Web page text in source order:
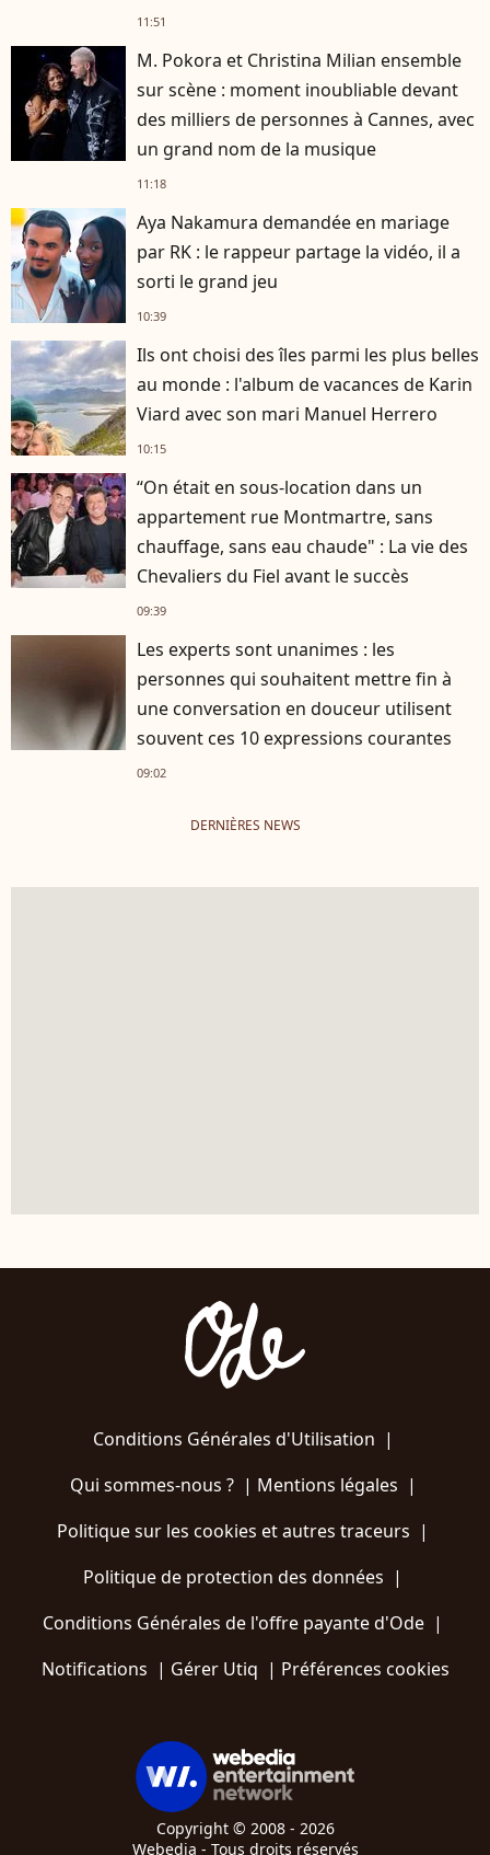
11:51
M. Pokora et Christina Milian ensemble
sur scène : moment inoubliable devant
des milliers de personnes à Cannes, avec
un grand nom de la musique
11:18
Aya Nakamura demandée en mariage
par RK : le rappeur partage la vidéo, il a
sorti le grand jeu
10:39
Ils ont choisi des îles parmi les plus belles
au monde : l'album de vacances de Karin
Viard avec son mari Manuel Herrero
10:15
“On était en sous-location dans un
appartement rue Montmartre, sans
chauffage, sans eau chaude" : La vie des
Chevaliers du Fiel avant le succès
09:39
Les experts sont unanimes : les
personnes qui souhaitent mettre fin à
une conversation en douceur utilisent
souvent ces 10 expressions courantes
09:02
DERNIÈRES NEWS
Conditions Générales d'Utilisation |
Qui sommes-nous ?| Mentions légales |
Politique sur les cookies et autres traceurs |
Politique de protection des données |
Conditions Générales de l'offre payante d'Ode |
Notifications | Gérer Utiq | Préférences cookies
Copyright © 2008 - 2026
Webedia - Tous droits réservés